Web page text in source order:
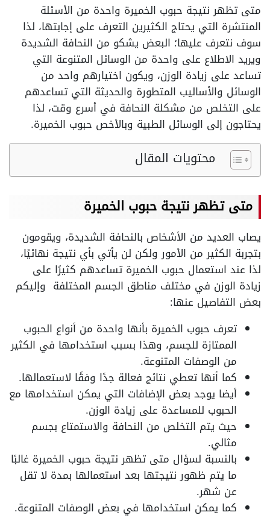
متى تظهر نتيجة حبوب الخميرة واحدة من الأسئلة
المنتشرة التي يحتاج الكثيرين التعرف على إجابتها، لذا
سوف نتعرف عليها؛ البعض يشكو من النحافة الشديدة
ويريد الاطلاع على واحدة من الوسائل المتنوعة التي
تساعد على زيادة الوزن، ويكون اختيارهم واحد من
الوسائل والأساليب المتطورة والحديثة التي تساعدهم
على التخلص من مشكلة النحافة في أسرع وقت، لذا
يحتاجون إلى الوسائل الطبية وبالأخص حبوب الخميرة.
محتويات المقال
متى تظهر نتيجة حبوب الخميرة
يصاب العديد من الأشخاص بالنحافة الشديدة، ويقومون
بتجربة الكثير من الأمور ولكن لن يأتي بأي نتيجة نهائيًا،
لذا عند استعمال حبوب الخميرة تساعدهم كثيرًا على
زيادة الوزن في مختلف مناطق الجسم المختلفة وإليكم
بعض التفاصيل عنها:
تعرف حبوب الخميرة بأنها واحدة من أنواع الحبوب
الممتازة للجسم، وهذا بسبب استخدامها في الكثير
من الوصفات المتنوعة.
كما أنها تعطي نتائج فعالة جدًا وفقًا لاستعمالها.
أيضا يوجد بعض الإضافات التي يمكن استخدامها مع
الحبوب للمساعدة على زيادة الوزن.
حيث يتم التخلص من النحافة والاستمتاع بجسم
مثالي.
بالنسبة لسؤال متى تظهر نتيجة حبوب الخميرة غالبًا
ما يتم ظهور نتيجتها بعد استعمالها بمدة لا تقل
عن شهر.
كما يمكن استخدامها في بعض الوصفات المتنوعة.